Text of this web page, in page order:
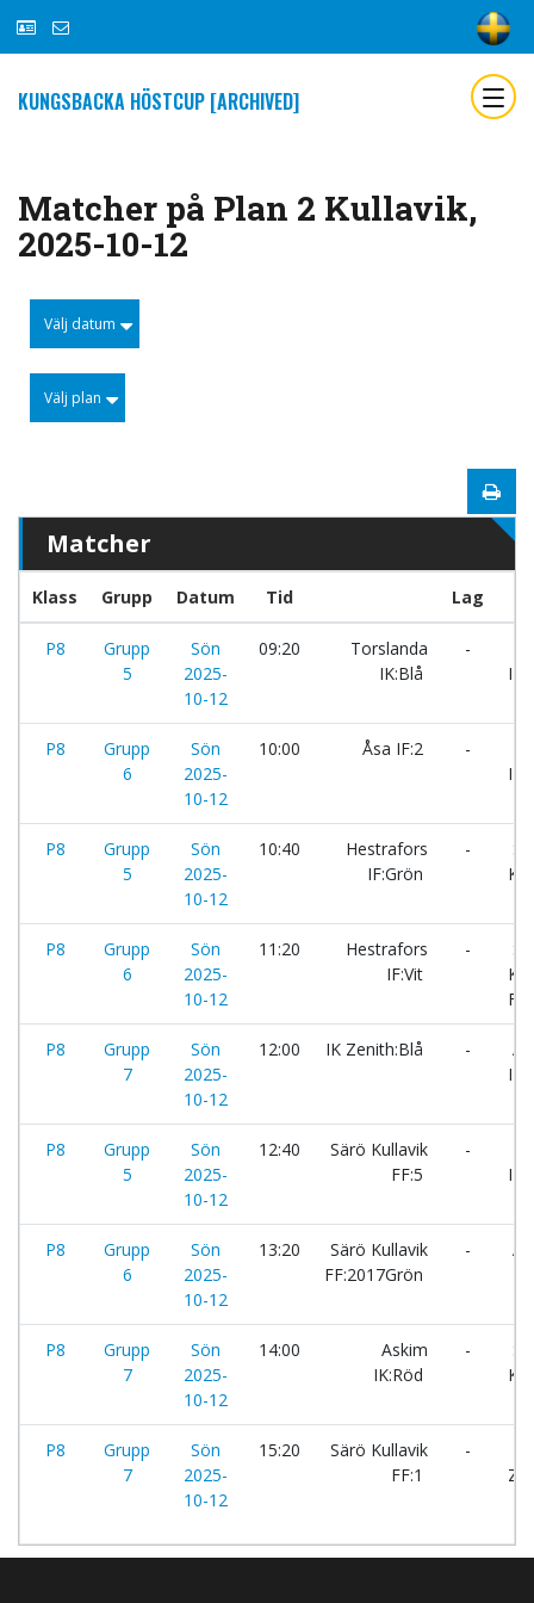
KUNGSBACKA HÖSTCUP [ARCHIVED]
Matcher på Plan 2 Kullavik,
2025-10-12
Välj datum
Välj plan
Matcher
Klass Grupp Datum Tid Lag
P8
Grupp
5
Sön
2025-
10-12
09:20
Torslanda
IK:Blå
-
P8
Grupp
6
Sön
2025-
10-12
10:00 Åsa IF:2 -
P8
Grupp
5
Sön
2025-
10-12
10:40
Hestrafors
IF:Grön
-
P8
Grupp
6
Sön
2025-
10-12
11:20
Hestrafors
IF:Vit
-
P8
Grupp
7
Sön
2025-
10-12
12:00 IK Zenith:Blå -
P8
Grupp
5
Sön
2025-
10-12
12:40
Särö Kullavik
FF:5
-
P8
Grupp
6
Sön
2025-
10-12
13:20
Särö Kullavik
FF:2017Grön
-
P8
Grupp
7
Sön
2025-
10-12
14:00
Askim
IK:Röd
-
P8
Grupp
7
Sön
2025-
10-12
15:20
Särö Kullavik
FF:1
-